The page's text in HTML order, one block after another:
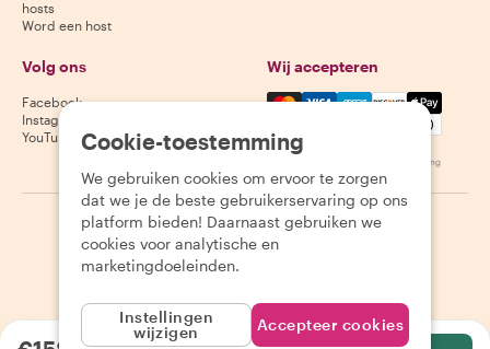
hosts
Word een host
Volg ons
Facebook
Instagram
YouTube
Wij accepteren
Mastercard, Visa, Amex,
Beschikbaarheid varieert per bestemming
2026 Withlocals.com | Privacybeleid | Cookies | Sitemap
Cookie-toestemming
We gebruiken cookies om ervoor te zorgen
dat we je de beste gebruikerservaring op ons
platform bieden! Daarnaast gebruiken we
cookies voor analytische en
marketingdoeleinden.
Instellingen
wijzigen
Accepteer cookies